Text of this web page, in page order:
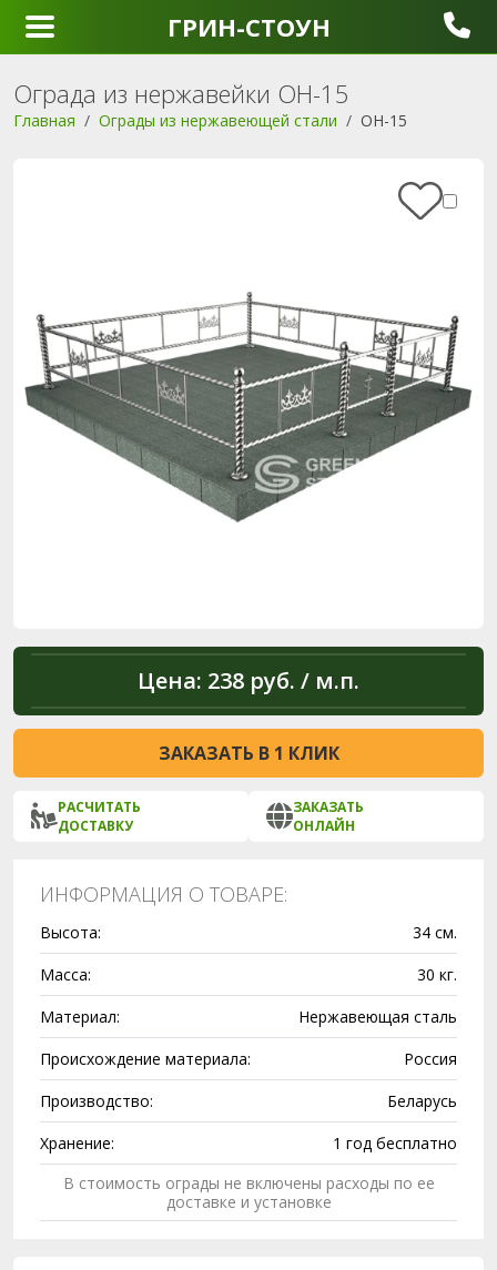
ГРИН-СТОУН
Ограда из нержавейки ОН-15
Главная Ограды из нержавеющей стали ОН-15
Цена: 238 руб. / м.п.
ЗАКАЗАТЬ В 1 КЛИК
РАСЧИТАТЬ
ДОСТАВКУ
ЗАКАЗАТЬ
ОНЛАЙН
ИНФОРМАЦИЯ О ТОВАРЕ:
Высота:
34 см.
Масса:
30 кг.
Материал:
Нержавеющая сталь
Происхождение материала:
Россия
Производство:
Беларусь
Хранение:
1 год бесплатно
В стоимость ограды не включены расходы по ее
доставке и установке